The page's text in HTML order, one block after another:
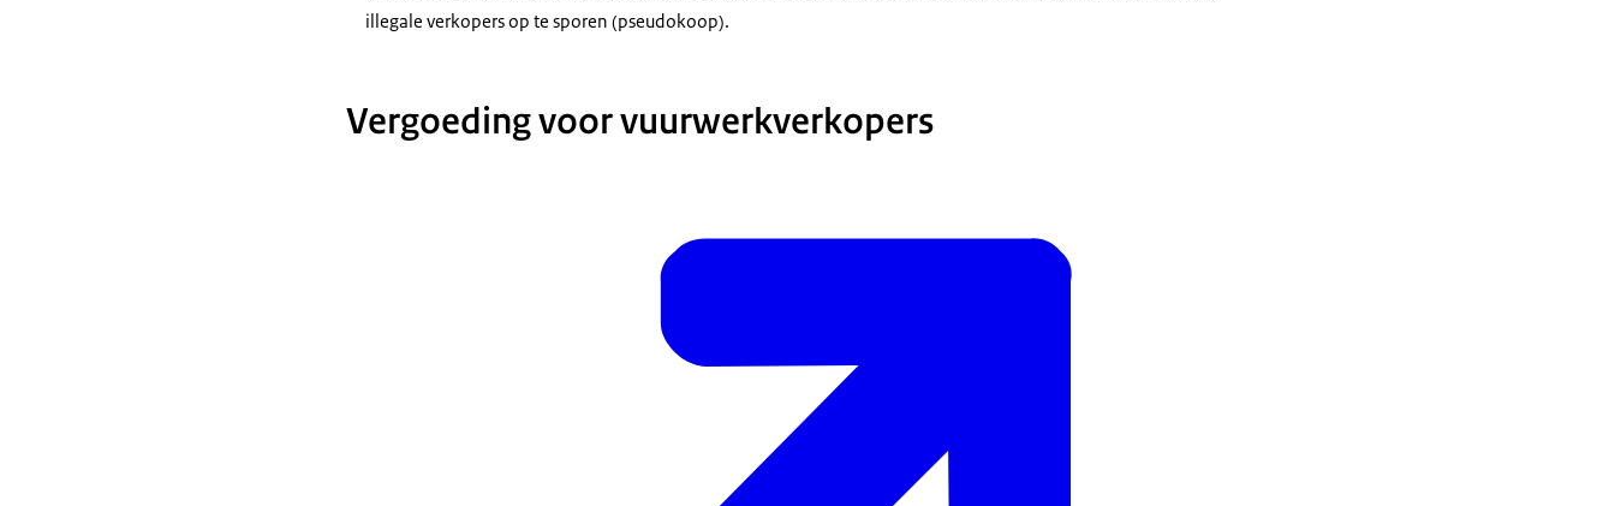
illegale verkopers op te sporen (pseudokoop).
Vergoeding voor vuurwerkverkopers